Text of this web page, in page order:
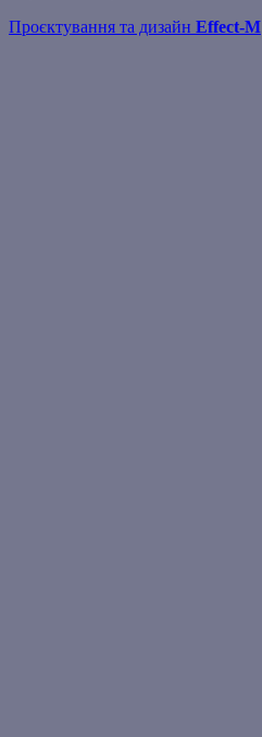
Проєктування та дизайн Effect-M